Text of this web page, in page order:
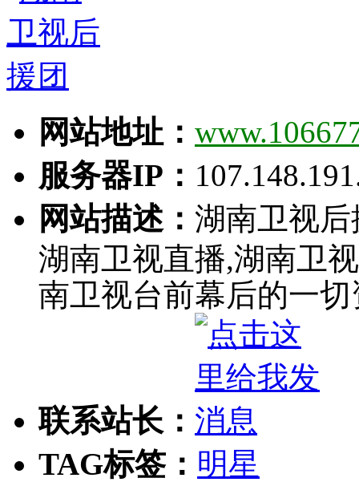
网站地址：
服务器IP：
网站描述： 湖南卫视
湖南卫视直播,湖南卫
南卫视台前幕后的一
联系站长：
TAG标签： 明星